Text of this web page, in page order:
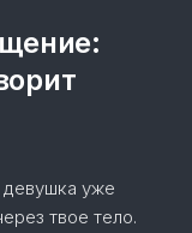
уже
твое тело.